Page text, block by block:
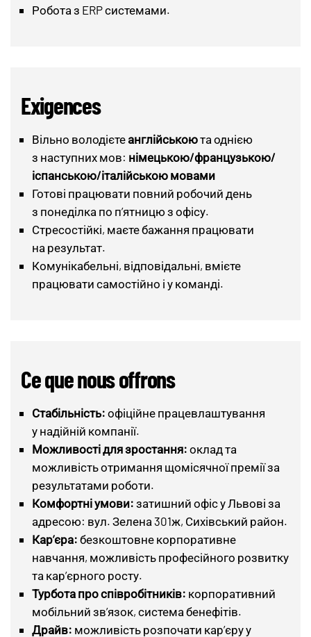
Робота з ERP системами.
Exigences
Вільно володієте англійськоюта однією
з наступних мов: німецькою/французькою/
іспанською/італійською мовами
Готові працювати повний робочий день
з понеділка по п’ятницю з офісу.
Стресостійкі, маєте бажання працювати
на результат.
Комунікабельні, відповідальні, вмієте
працювати самостійно і у команді.
Ce que nous offrons
Стабільність: офіційне працевлаштування
у надійній компанії.
Можливості для зростання: оклад та
можливість отримання щомісячної премії за
результатами роботи.
Комфортні умови: затишний офіс у Львові за
адресою: вул. Зелена 301ж, Сихівський район.
Кар’єра: безкоштовне корпоративне
навчання, можливість професійного розвитку
та кар’єрного росту.
Турбота про співробітників: корпоративний
мобільний зв’язок, система бенефітів.
Драйв: можливість розпочати кар’єру у